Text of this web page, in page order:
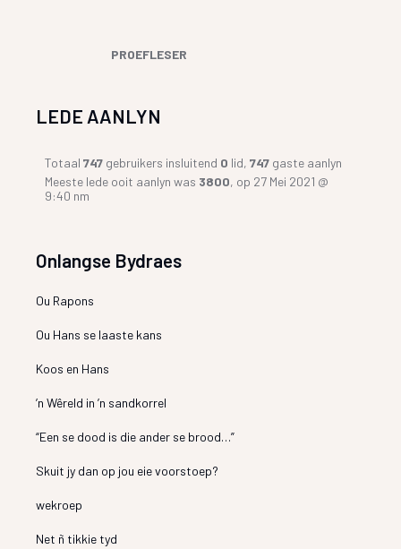
PROEFLESER
LEDE AANLYN
Totaal747 gebruikers insluitend 0 lid,747 gaste aanlyn
Meeste lede ooit aanlyn was 3800, op 27 Mei 2021 @
9:40 nm
Onlangse Bydraes
Ou Rapons
Ou Hans se laaste kans
Koos en Hans
’n Wêreld in ’n sandkorrel
“Een se dood is die ander se brood…”
Skuit jy dan op jou eie voorstoep?
wekroep
Net ñ tikkie tyd